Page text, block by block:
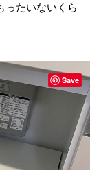
ったいないくら
Save